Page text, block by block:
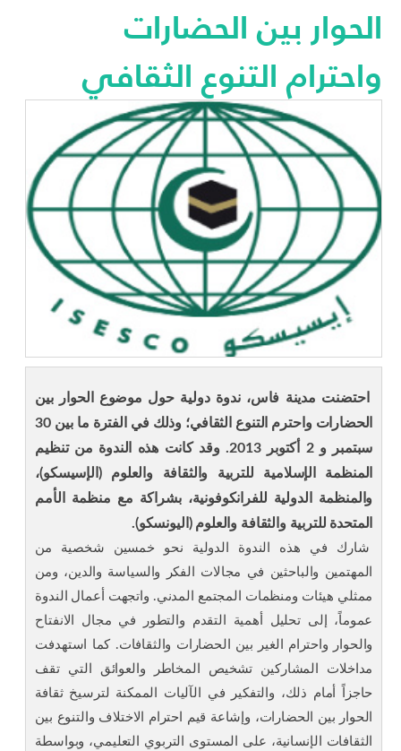
الحوار بين الحضارات
واحترام التنوع الثقافي
احتضنت مدينة فاس، ندوة دولية حول موضوع الحوار بين
الحضارات واحترم التنوع الثقافي؛ وذلك في الفترة ما بين 30
سبتمبر و 2 أكتوبر 2013. وقد كانت هذه الندوة من تنظيم
المنظمة الإسلامية للتربية والثقافة والعلوم (الإسيسكو)،
والمنظمة الدولية للفرانكوفونية، بشراكة مع منظمة الأمم
المتحدة للتربية والثقافة والعلوم (اليونسكو).
شارك في هذه الندوة الدولية نحو خمسين شخصية من
المهتمين والباحثين في مجالات الفكر والسياسة والدين، ومن
ممثلي هيئات ومنظمات المجتمع المدني. واتجهت أعمال الندوة
عموماً، إلى تحليل أهمية التقدم والتطور في مجال الانفتاح
والحوار واحترام الغير بين الحضارات والثقافات. كما استهدفت
مداخلات المشاركين تشخيص المخاطر والعوائق التي تقف
حاجزاً أمام ذلك، والتفكير في الآليات الممكنة لترسيخ ثقافة
الحوار بين الحضارات، وإشاعة قيم احترام الاختلاف والتنوع بين
الثقافات الإنسانية، على المستوى التربوي التعليمي، وبواسطة